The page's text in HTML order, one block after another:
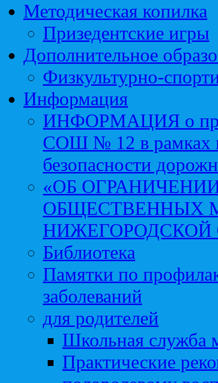
Методическая копилка
Призедентские игры
Дополнительное
Физкультурно-
Информация
ИНФОРМАЦИЯ о
СОШ № 12 в рамках
безопасности
«ОБ
ОБЩЕСТВЕННЫХ
НИЖЕГОРОДСКОЙ
Библиотека
Памятки по
заболеваний
для родителей
Школьная служба
Практические